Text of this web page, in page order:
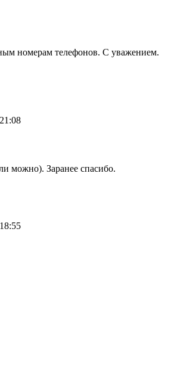
номерам телефонов. С уважением.
можно). Заранее спасибо.